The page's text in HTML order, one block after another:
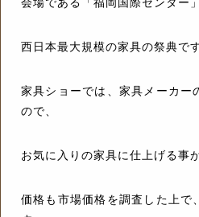
会場である「福岡国際センター
西日本最大規模の家具の祭典です
家具ショーでは、家具メーカー
ので、
お気に入りの家具に仕上げる事
価格も市場価格を調査した上で